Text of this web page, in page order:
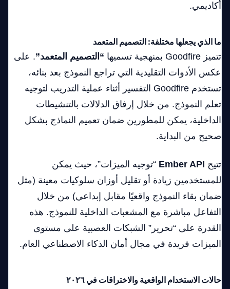
أكاديمي.
ما الذي يجعلها مختلفة: التصميم المتعمد
تتميز Goodfire بمنهجية تسميها
“التصميم المتعمد”. على
عكس الأدوات التقليدية التي تراجع النموذج بعد بنائه،
تستخدم Goodfire التفسير أثناء عملية التدريب لتوجيه
تعلم النموذج. من خلال إرفاق الدلالات بالتنشيطات
الداخلية، يمكن للمطورين ضمان تعميم النماذج بشكل
صحيح من البداية.
تتيح Ember API “توجيه الميزات”، حيث يمكن
للمستخدمين زيادة أو تقليل أوزان سلوكيات معينة (مثل
ضمان بقاء النموذج واقعيًا مقابل إبداعي) من خلال
التفاعل مباشرة مع المشعبات الداخلية للنموذج. هذه
القدرة على “تحرير” الشبكات العصبية على مستوى
الميزات فريدة في مجال أمان الذكاء الاصطناعي العام.
حالات الاستخدام الواقعية والاختراقات في ٢٠٢٦